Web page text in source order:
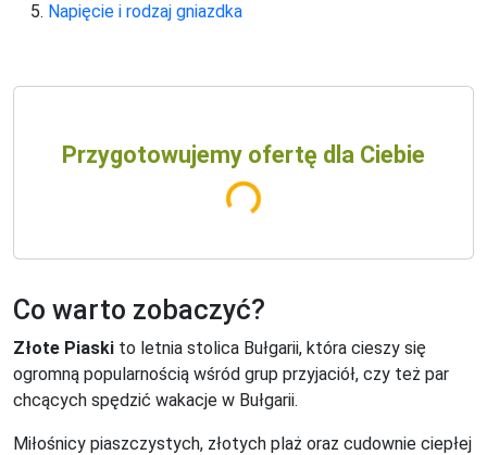
Napięcie i rodzaj gniazdka
Przygotowujemy ofertę dla Ciebie
Co warto zobaczyć?
Złote Piaski to letnia stolica Bułgarii, która cieszy się
ogromną popularnością wśród grup przyjaciół, czy też par
chcących spędzić wakacje w Bułgarii.
Miłośnicy piaszczystych, złotych plaż oraz cudownie ciepłej